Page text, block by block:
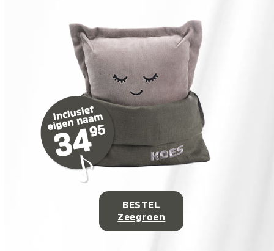
BESTEL
Zeegroen